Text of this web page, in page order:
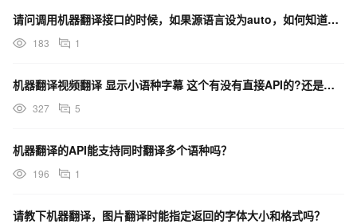
请问调用机器翻译接口的时候，如果源语言设为auto，如何知道识别到的语种嗯？
183 1
机器翻译视频翻译 显示小语种字幕 这个有没有直接API的?还是说 一定要在阿里云的后台操作
327 5
机器翻译的API能支持同时翻译多个语种吗？
196 1
请教下机器翻译，图片翻译时能指定返回的字体大小和格式吗？